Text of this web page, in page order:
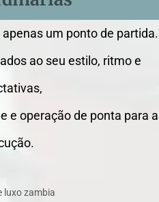
um ponto de partida.
ao seu estilo, ritmo e
e operação de ponta para a